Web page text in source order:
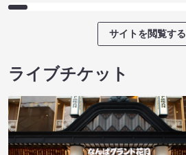
サイトを閲覧する
ライブチケット